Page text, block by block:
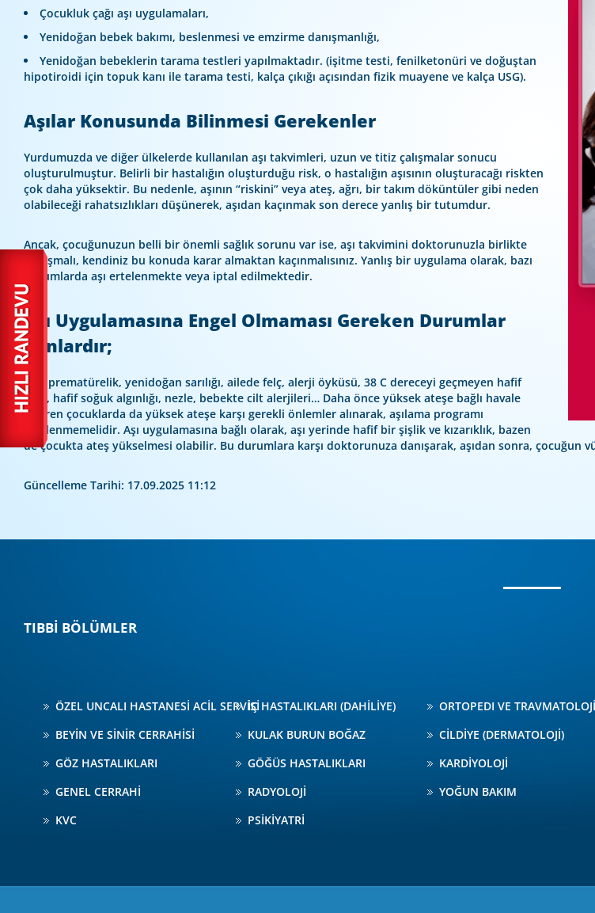
Çocukluk çağı aşı uygulamaları,
Yenidoğan bebek bakımı, beslenmesi ve emzirme danışmanlığı,
Yenidoğan bebeklerin tarama testleri yapılmaktadır. (işitme testi, fenilketonüri ve doğuştan
hipotiroidi için topuk kanı ile tarama testi, kalça çıkığı açısından fizik muayene ve kalça USG).
Aşılar Konusunda Bilinmesi Gerekenler
Yurdumuzda ve diğer ülkelerde kullanılan aşı takvimleri, uzun ve titiz çalışmalar sonucu
oluşturulmuştur. Belirli bir hastalığın oluşturduğu risk, o hastalığın aşısının oluşturacağı riskten
çok daha yüksektir. Bu nedenle, aşının “riskini” veya ateş, ağrı, bir takım döküntüler gibi neden
olabileceği rahatsızlıkları düşünerek, aşıdan kaçınmak son derece yanlış bir tutumdur.
Ancak, çocuğunuzun belli bir önemli sağlık sorunu var ise, aşı takvimini doktorunuzla birlikte
tartışmalı, kendiniz bu konuda karar almaktan kaçınmalısınız. Yanlış bir uygulama olarak, bazı
durumlarda aşı ertelenmekte veya iptal edilmektedir.
Aşı Uygulamasına Engel Olmaması Gereken Durumlar
Şunlardır;
Eski prematürelik, yenidoğan sarılığı, ailede felç, alerji öyküsü, 38 C dereceyi geçmeyen hafif
ateş, hafif soğuk algınlığı, nezle, bebekte cilt alerjileri… Daha önce yüksek ateşe bağlı havale
geçiren çocuklarda da yüksek ateşe karşı gerekli önlemler alınarak, aşılama programı
ertelenmemelidir. Aşı uygulamasına bağlı olarak, aşı yerinde hafif bir şişlik ve kızarıklık, bazen
de çocukta ateş yükselmesi olabilir. Bu durumlara karşı doktorunuza danışarak, aşıdan sonra, çocuğun
Güncelleme Tarihi: 17.09.2025 11:12
TIBBİ BÖLÜMLER
ÖZEL UNCALI HASTANESİ ACİL SERVİSİİÇ HASTALIKLARI (DAHİLİYE) ORTOPEDI VE TRAVMATOLOJİ
BEYİN VE SİNİR CERRAHİSİ
KULAK BURUN BOĞAZ CİLDİYE (DERMATOLOJİ)
GÖZ HASTALIKLARI
GÖĞÜS HASTALIKLARI KARDİYOLOJİ
GENEL CERRAHİ
RADYOLOJİ YOĞUN BAKIM
KVC
PSİKİYATRİ